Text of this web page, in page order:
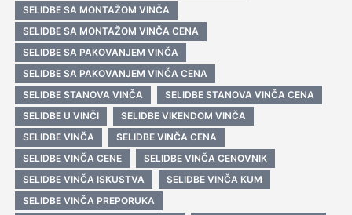
SELIDBE SA MONTAŽOM VINČA
SELIDBE SA MONTAŽOM VINČA CENA
SELIDBE SA PAKOVANJEM VINČA
SELIDBE SA PAKOVANJEM VINČA CENA
SELIDBE STANOVA VINČA
SELIDBE STANOVA VINČA CENA
SELIDBE U VINČI
SELIDBE VIKENDOM VINČA
SELIDBE VINČA
SELIDBE VINČA CENA
SELIDBE VINČA CENE
SELIDBE VINČA CENOVNIK
SELIDBE VINČA ISKUSTVA
SELIDBE VINČA KUM
SELIDBE VINČA PREPORUKA